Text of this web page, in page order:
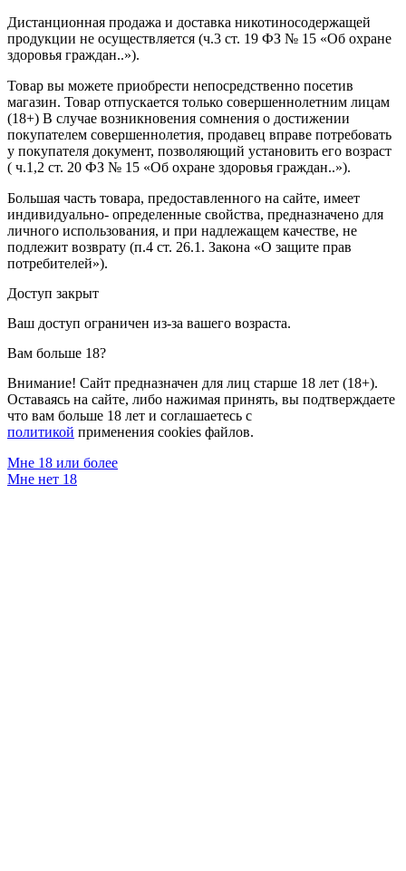
Дистанционная продажа и доставка никотиносодержащей
продукции не осуществляется (ч.3 ст. 19 ФЗ № 15 «Об охране
здоровья граждан..»).
Товар вы можете приобрести непосредственно посетив
магазин. Товар отпускается только совершеннолетним лицам
(18+) В случае возникновения сомнения о достижении
покупателем совершеннолетия, продавец вправе потребовать
у покупателя документ, позволяющий установить его возраст
( ч.1,2 ст. 20 ФЗ № 15 «Об охране здоровья граждан..»).
Большая часть товара, предоставленного на сайте, имеет
индивидуально- определенные свойства, предназначено для
личного использования, и при надлежащем качестве, не
подлежит возврату (п.4 ст. 26.1. Закона «О защите прав
потребителей»).
Доступ закрыт
Ваш доступ ограничен из-за вашего возраста.
Вам больше 18?
Внимание! Сайт предназначен для лиц старше 18 лет (18+).
Оставаясь на сайте, либо нажимая принять, вы подтверждаете
что вам больше 18 лет и соглашаетесь с
политикой применения cookies файлов.
Мне 18 или более
Мне нет 18